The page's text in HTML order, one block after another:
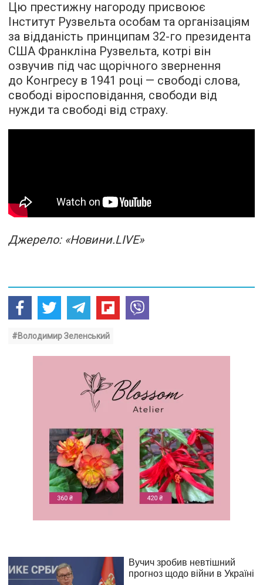
Цю престижну нагороду присвоює
Інститут Рузвельта особам та організаціям
за відданість принципам 32-го президента
США Франкліна Рузвельта, котрі він
озвучив під час щорічного звернення
до Конгресу в 1941 році — свободі слова,
свободі віросповідання, свободи від
нужди та свободі від страху.
Джерело: «Новини.LIVE»
#Володимир Зеленський